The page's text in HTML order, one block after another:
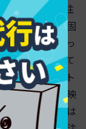
す。アプリの注
し。決済後に固
なら注文は通っ
状態を確認して
が出ずレシート
）待っても反映
PayPay利用時は